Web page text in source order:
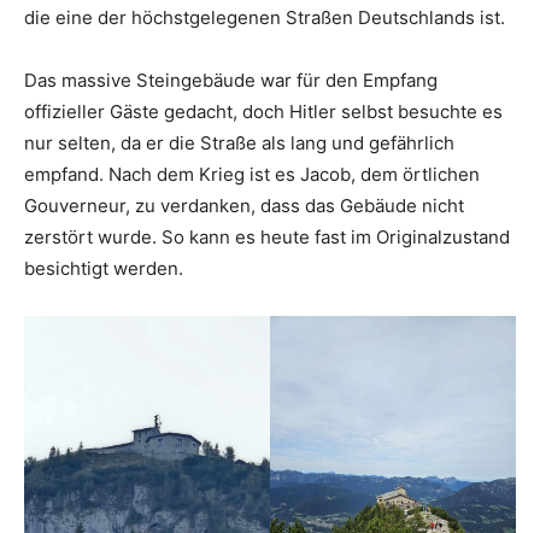
die eine der höchstgelegenen Straßen Deutschlands ist.
Das massive Steingebäude war für den Empfang
offizieller Gäste gedacht, doch Hitler selbst besuchte es
nur selten, da er die Straße als lang und gefährlich
empfand. Nach dem Krieg ist es Jacob, dem örtlichen
Gouverneur, zu verdanken, dass das Gebäude nicht
zerstört wurde. So kann es heute fast im Originalzustand
besichtigt werden.